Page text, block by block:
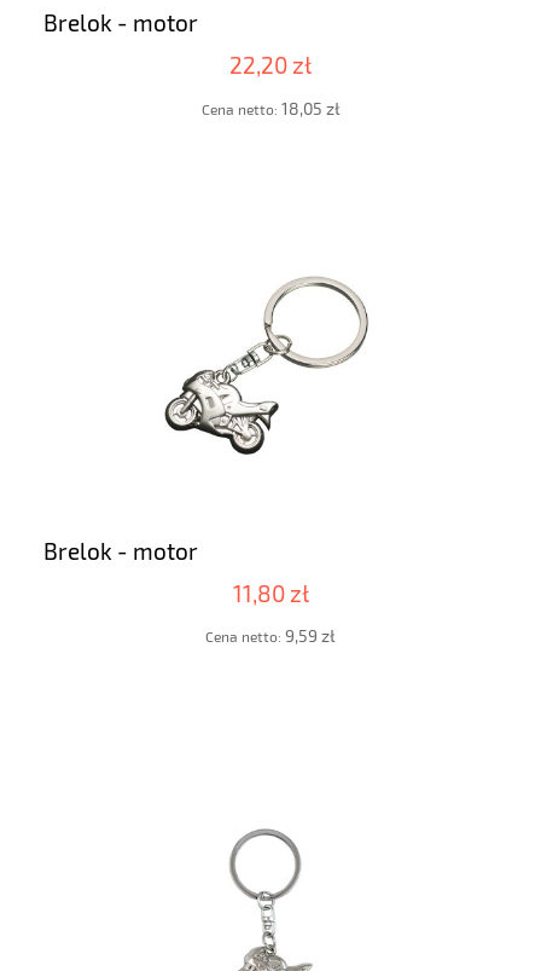
Brelok - motor
22,20 zł
Cena netto: 18,05 zł
Brelok - motor
11,80 zł
Cena netto: 9,59 zł